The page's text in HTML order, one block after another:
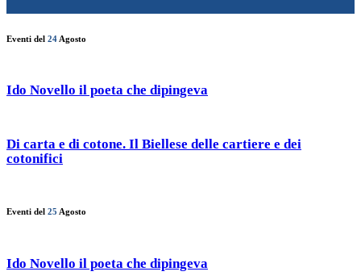
Eventi del 24 Agosto
Ido Novello il poeta che dipingeva
Di carta e di cotone. Il Biellese delle cartiere e dei
cotonifici
Eventi del 25 Agosto
Ido Novello il poeta che dipingeva